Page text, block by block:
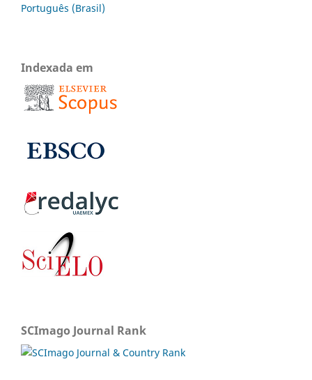
Português (Brasil)
Indexada em
SCImago Journal Rank